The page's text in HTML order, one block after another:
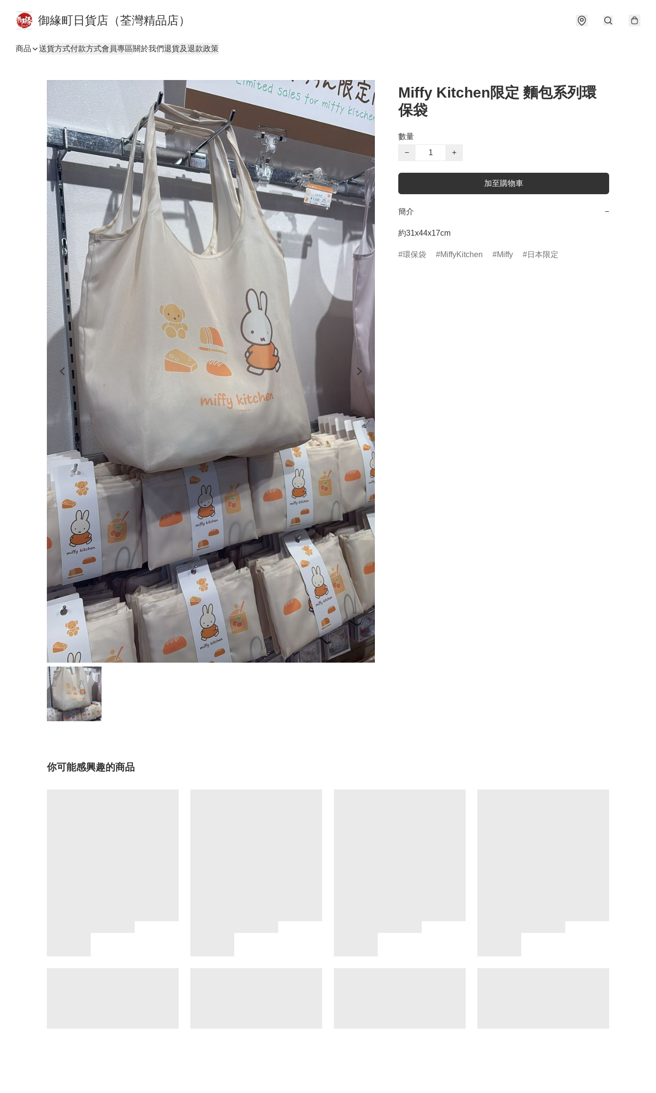
御緣町日貨店（荃灣精品店）
商品 送貨方式付款方式會員專區關於我們退貨及退款政策
Miffy Kitchen限定 麵包系列環
保袋
數量
−
+
加至購物車
簡介 −
約31x44x17cm
環保袋 MiffyKitchen Miffy 日本限定
你可能感興趣的商品